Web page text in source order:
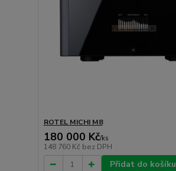
ROTEL MICHI M8
180 000 Kč/ks
148 760 Kč bez DPH
Přidat do košíku